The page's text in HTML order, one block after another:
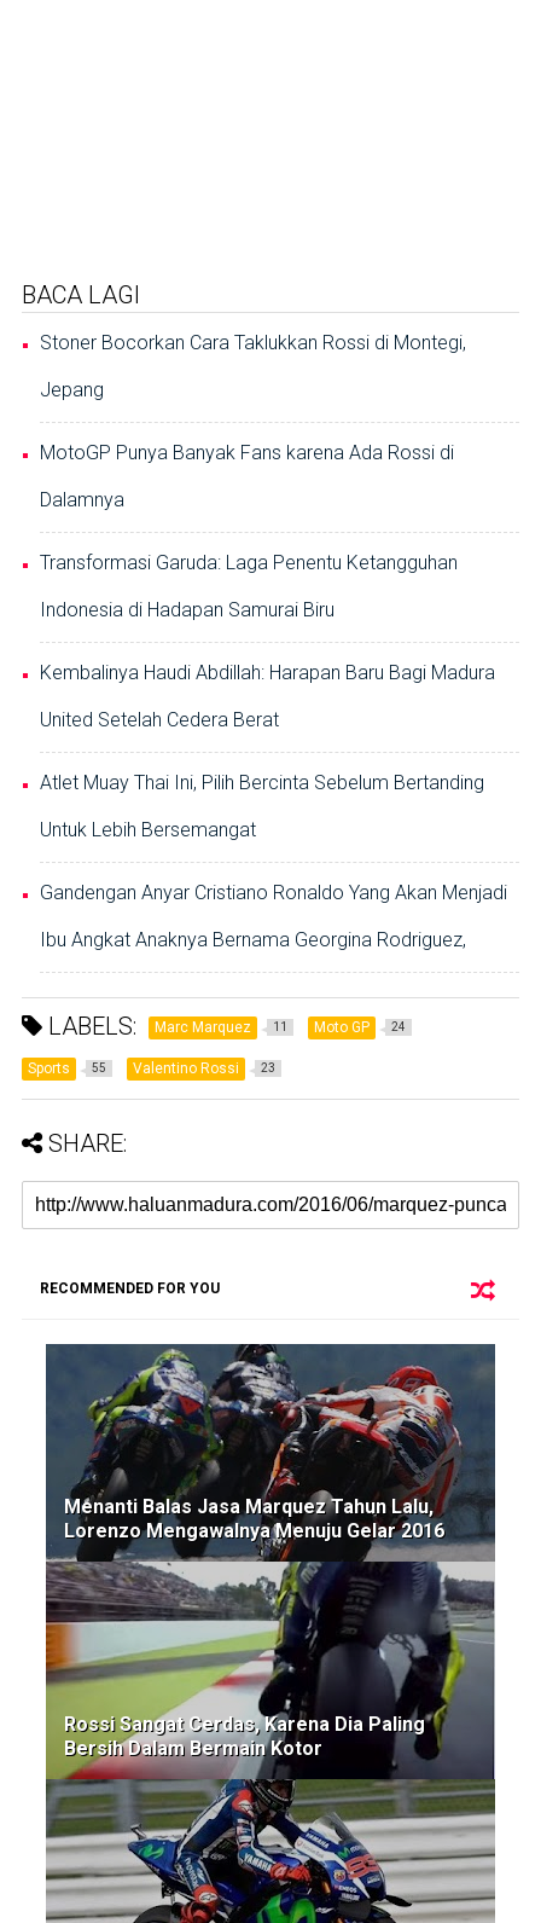
BACA LAGI
Stoner Bocorkan Cara Taklukkan Rossi di Montegi,
Jepang
MotoGP Punya Banyak Fans karena Ada Rossi di
Dalamnya
Transformasi Garuda: Laga Penentu Ketangguhan
Indonesia di Hadapan Samurai Biru
Kembalinya Haudi Abdillah: Harapan Baru Bagi Madura
United Setelah Cedera Berat
Atlet Muay Thai Ini, Pilih Bercinta Sebelum Bertanding
Untuk Lebih Bersemangat
Gandengan Anyar Cristiano Ronaldo Yang Akan Menjadi
Ibu Angkat Anaknya Bernama Georgina Rodriguez,
LABELS: Marc Marquez 11 Moto GP 24
Sports 55 Valentino Rossi 23
SHARE:
RECOMMENDED FOR YOU
Menanti Balas Jasa Marquez Tahun Lalu,
Lorenzo Mengawalnya Menuju Gelar 2016
Rossi Sangat Cerdas, Karena Dia Paling
Bersih Dalam Bermain Kotor